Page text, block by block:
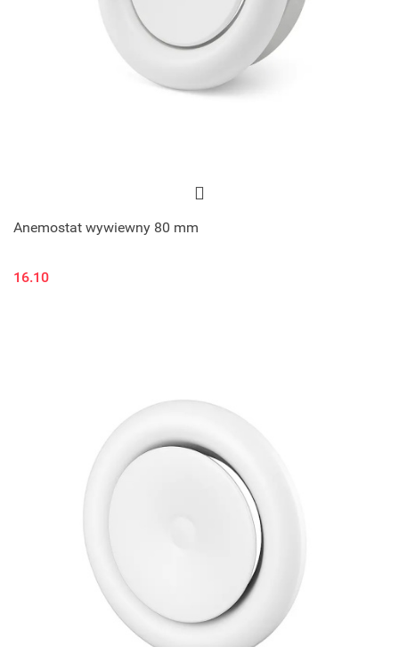
Anemostat wywiewny 80 mm
16.10